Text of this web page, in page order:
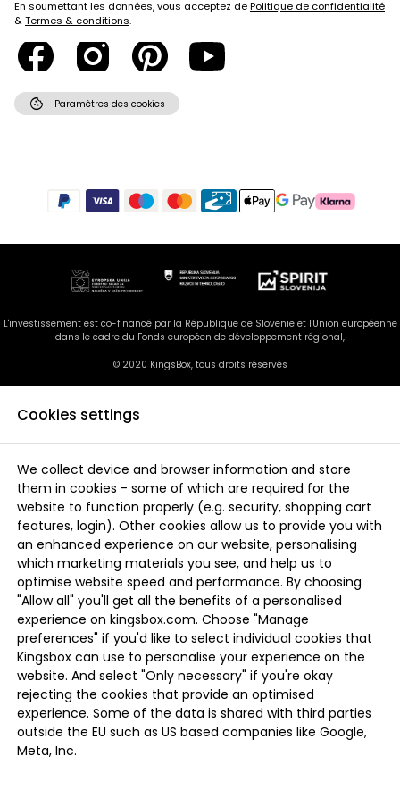
En soumettant les données, vous acceptez dePolitique de confidentialité
&Termes & conditions.
cookie Paramètres des cookies
L'investissement est co-financé par la République de Slovenie et l'Union européenne
dans le cadre du Fonds européen de développement régional,
© 2020 KingsBox, tous droits réservés
Cookies settings
We collect device and browser information and store
them in cookies - some of which are required for the
website to function properly (e.g. security, shopping cart
features, login). Other cookies allow us to provide you with
an enhanced experience on our website, personalising
which marketing materials you see, and help us to
optimise website speed and performance. By choosing
"Allow all" you'll get all the benefits of a personalised
experience on kingsbox.com. Choose "Manage
preferences" if you'd like to select individual cookies that
Kingsbox can use to personalise your experience on the
website. And select "Only necessary" if you're okay
rejecting the cookies that provide an optimised
experience. Some of the data is shared with third parties
outside the EU such as US based companies like Google,
Meta, Inc.